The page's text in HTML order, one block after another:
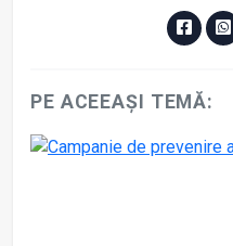
PE ACEEAȘI TEMĂ: